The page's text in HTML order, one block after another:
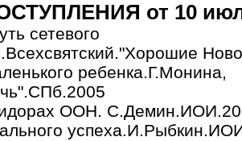
от 10
сетевого
ребенка.Г.Монина,
ООН.